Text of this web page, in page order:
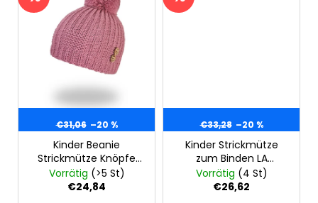
€31,06 –20 %
Kinder Beanie
Strickmütze Knöpfe
Bommel Outlast® -
Altrosa
Vorrätig (>5 St)
€24,84
€33,28 –20 %
Kinder Strickmütze
zum Binden LA
Outlast® -
Metallicfarbe
Vorrätig (4 St)
€26,62